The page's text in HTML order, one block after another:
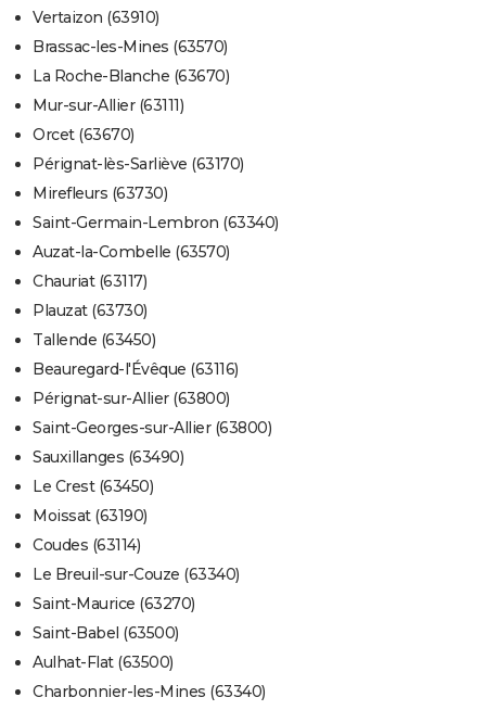
Vertaizon (63910)
Brassac-les-Mines (63570)
La Roche-Blanche (63670)
Mur-sur-Allier (63111)
Orcet (63670)
Pérignat-lès-Sarliève (63170)
Mirefleurs (63730)
Saint-Germain-Lembron (63340)
Auzat-la-Combelle (63570)
Chauriat (63117)
Plauzat (63730)
Tallende (63450)
Beauregard-l'Évêque (63116)
Pérignat-sur-Allier (63800)
Saint-Georges-sur-Allier (63800)
Sauxillanges (63490)
Le Crest (63450)
Moissat (63190)
Coudes (63114)
Le Breuil-sur-Couze (63340)
Saint-Maurice (63270)
Saint-Babel (63500)
Aulhat-Flat (63500)
Charbonnier-les-Mines (63340)